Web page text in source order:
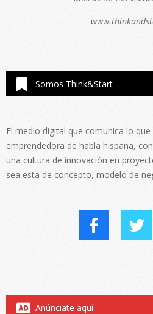
Somos Think&Start
El medio digital que comunica lo
emprendedora de habla hispana,
una cultura de innovación en
sea esta de concepto, modelo de
Anúnciate aquí